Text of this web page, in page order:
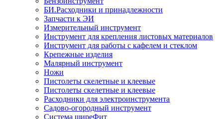
БИ.Расходники и принадлежности
Запчасти к ЭИ
Измерительный инструмент
Инструмент для крепления листовых материалов
Инструмент для работы с кафелем и стеклом
Крепежные изделия
Малярный инструмент
Ножи
Пистолеты скелетные и клеевые
Пистолеты скелетные и клеевые
Расходники для электроинструмента
Садово-огородный инструмент
Система ширеФит